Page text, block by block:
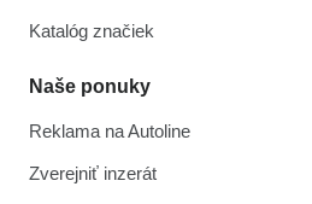
Katalóg značiek
Naše ponuky
Reklama na Autoline
Zverejniť inzerát